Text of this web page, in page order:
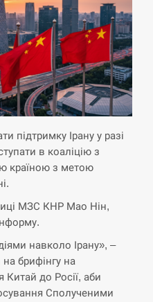
підтримку Ірану у разі
в коаліцію з
країною з метою
МЗС КНР Мао Нін,
навколо Ірану», –
брифінгу на
Китай до Росії, аби
Сполученими